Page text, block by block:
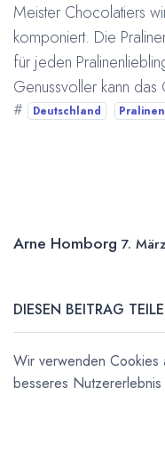
Meister Chocolatiers
komponiert. Die
für jeden
Genussvoller kann
# Deutschland Pralinen
Arne Homborg 7.
DIESEN BEITRAG
Wir verwenden Cookies
besseres